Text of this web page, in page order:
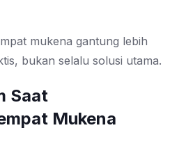
mukena gantung lebih
bukan selalu solusi utama.
Saat
Mukena